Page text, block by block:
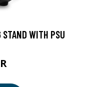
STAND WITH PSU